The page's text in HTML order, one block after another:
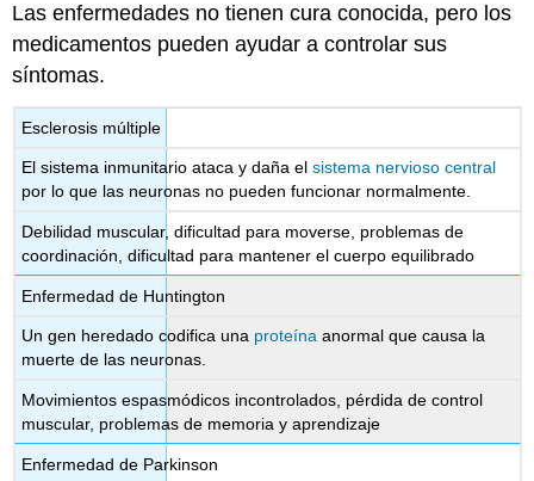
Las enfermedades no tienen cura conocida, pero los
medicamentos pueden ayudar a controlar sus
síntomas.
Esclerosis múltiple
El sistema inmunitario ataca y daña elsistema nervioso central
por lo que las neuronas no pueden funcionar normalmente.
Debilidad muscular, dificultad para moverse, problemas de
coordinación, dificultad para mantener el cuerpo equilibrado
Enfermedad de Huntington
Un gen heredado codifica una proteína anormal que causa la
muerte de las neuronas.
Movimientos espasmódicos incontrolados, pérdida de control
muscular, problemas de memoria y aprendizaje
Enfermedad de Parkinson